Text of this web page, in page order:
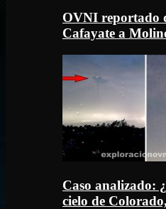
OVNI reportado
Cafayate a
Caso analizado:
cielo de